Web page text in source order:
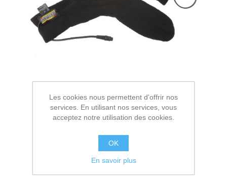
Les cookies nous permettent d'offrir nos
services. En utilisant nos services, vous
acceptez notre utilisation des cookies.
OK
En savoir plus